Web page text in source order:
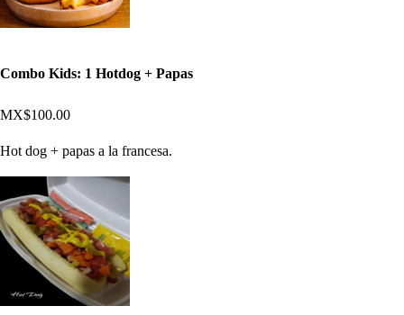
Combo Kids: 1 Hotdog + Papas
MX$100.00
Hot dog + papas a la francesa.